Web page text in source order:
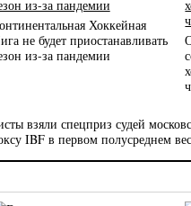
Хоккейная
не будет приостанавливать
из-за пандемии
взяли спецприз судей
IBF в первом полусреднем